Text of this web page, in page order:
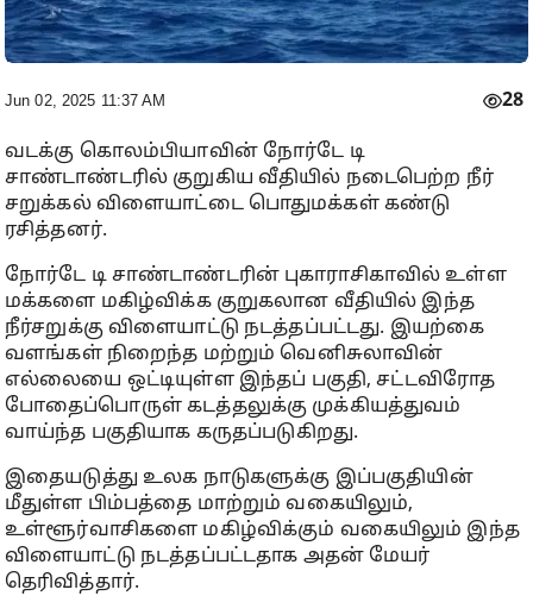
Jun 02, 2025 11:37 AM 28
வடக்கு கொலம்பியாவின் நோர்டே டி
சாண்டாண்டரில் குறுகிய வீதியில் நடைபெற்ற நீர்
சறுக்கல் விளையாட்டை பொதுமக்கள் கண்டு
ரசித்தனர்.
நோர்டே டி சாண்டாண்டரின் புகாராசிகாவில் உள்ள
மக்களை மகிழ்விக்க குறுகலான வீதியில் இந்த
நீர்சறுக்கு விளையாட்டு நடத்தப்பட்டது. இயற்கை
வளங்கள் நிறைந்த மற்றும் வெனிசுலாவின்
எல்லையை ஒட்டியுள்ள இந்தப் பகுதி, சட்டவிரோத
போதைப்பொருள் கடத்தலுக்கு முக்கியத்துவம்
வாய்ந்த பகுதியாக கருதப்படுகிறது.
இதையடுத்து உலக நாடுகளுக்கு இப்பகுதியின்
மீதுள்ள பிம்பத்தை மாற்றும் வகையிலும்,
உள்ளூர்வாசிகளை மகிழ்விக்கும் வகையிலும் இந்த
விளையாட்டு நடத்தப்பட்டதாக அதன் மேயர்
தெரிவித்தார்.